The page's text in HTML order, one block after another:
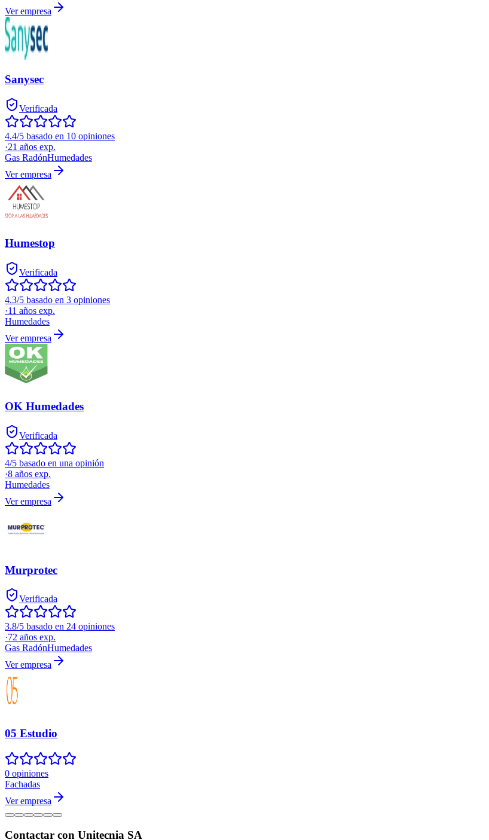
Ver empresa
Sanysec
Verificada
4.4/5 basado en 10 opiniones
·21 años exp.
Gas RadónHumedades
Ver empresa
Humestop
Verificada
4.3/5 basado en 3 opiniones
·11 años exp.
Humedades
Ver empresa
OK Humedades
Verificada
4/5 basado en una opinión
·8 años exp.
Humedades
Ver empresa
Murprotec
Verificada
3.8/5 basado en 24 opiniones
·72 años exp.
Gas RadónHumedades
Ver empresa
05 Estudio
0 opiniones
Fachadas
Ver empresa
Contactar con Unitecnia SA